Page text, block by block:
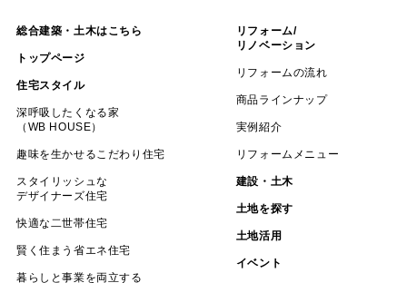
総合建築・土木はこちら
トップページ
住宅スタイル
深呼吸したくなる家
（WB HOUSE）
趣味を生かせるこだわり住宅
スタイリッシュな
デザイナーズ住宅
快適な二世帯住宅
賢く住まう省エネ住宅
暮らしと事業を両立する
リフォーム/
リノベーション
リフォームの流れ
商品ラインナップ
実例紹介
リフォームメニュー
建設・土木
土地を探す
土地活用
イベント